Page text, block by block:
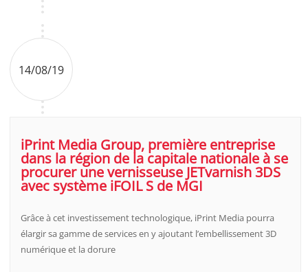
14/08/19
iPrint Media Group, première entreprise
dans la région de la capitale nationale à se
procurer une vernisseuse JETvarnish 3DS
avec système iFOIL S de MGI
Grâce à cet investissement technologique, iPrint Media pourra
élargir sa gamme de services en y ajoutant l’embellissement 3D
numérique et la dorure